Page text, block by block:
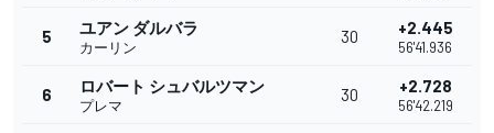
5 ユアン ダルバラ
カーリン
30 +2.445
56'41.936
6 ロバート シュバルツマン
プレマ
30 +2.728
56'42.219